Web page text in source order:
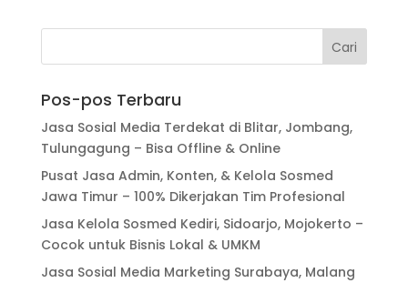
Pos-pos Terbaru
Jasa Sosial Media Terdekat di Blitar, Jombang,
Tulungagung – Bisa Offline & Online
Pusat Jasa Admin, Konten, & Kelola Sosmed
Jawa Timur – 100% Dikerjakan Tim Profesional
Jasa Kelola Sosmed Kediri, Sidoarjo, Mojokerto –
Cocok untuk Bisnis Lokal & UMKM
Jasa Sosial Media Marketing Surabaya, Malang